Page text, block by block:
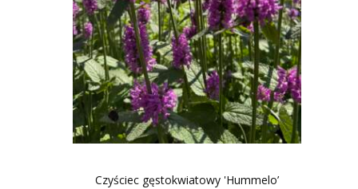
Czyściec gęstokwiatowy 'Hummelo’